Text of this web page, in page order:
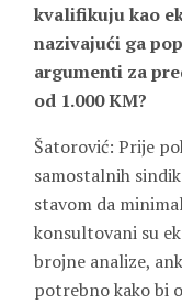
kvalifikuju kao
nazivajući ga
argumenti za
od 1.000 KM?
Šatorović: Prije
samostalnih
stavom da
konsultovani su
brojne analize,
potrebno kako bi